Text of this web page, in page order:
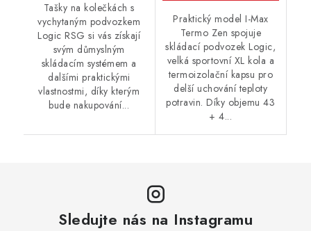
Tašky na kolečkách s
vychytaným podvozkem
Logic RSG si vás získají
svým důmyslným
skládacím systémem a
dalšími praktickými
vlastnostmi, díky kterým
bude nakupování...
Praktický model I-Max
Termo Zen spojuje
skládací podvozek Logic,
velká sportovní XL kola a
termoizolační kapsu pro
delší uchování teploty
potravin. Díky objemu 43
+ 4...
Sledujte nás na Instagramu